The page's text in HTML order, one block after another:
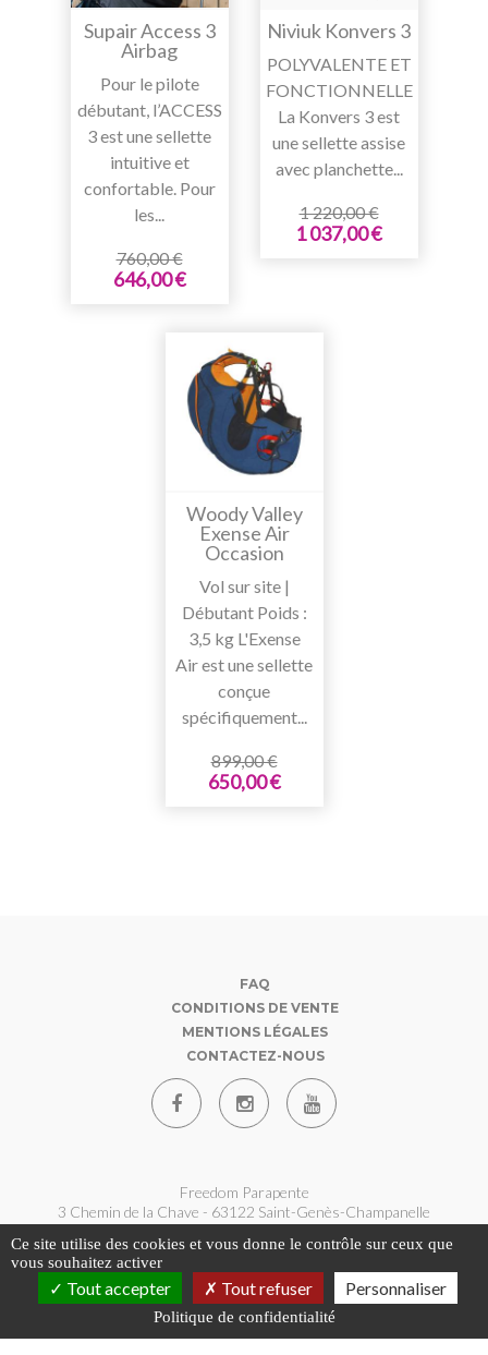
Supair Access 3
Airbag
Pour le pilote
débutant, l’ACCESS
3 est une sellette
intuitive et
confortable. Pour
les...
760,00 €
646,00 €
Niviuk Konvers 3
POLYVALENTE ET
FONCTIONNELLE
La Konvers 3 est
une sellette assise
avec planchette...
1 220,00 €
1 037,00 €
Woody Valley
Exense Air
Occasion
Vol sur site |
Débutant Poids :
3,5 kg L'Exense
Air est une sellette
conçue
spécifiquement...
899,00 €
650,00 €
FAQ
CONDITIONS DE VENTE
MENTIONS LÉGALES
CONTACTEZ-NOUS
Freedom Parapente
3 Chemin de la Chave - 63122 Saint-Genès-Champanelle
contact@freedom-parapente.fr
Copyright © 2026 - Freedom Parapente
Ce site utilise des cookies et vous donne le contrôle sur ceux que
vous souhaitez activer
Tout accepter Tout refuser Personnaliser
Politique de confidentialité